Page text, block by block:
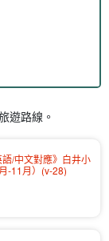
遊路線。
/中文對應》白井小
-11月）(v-28)